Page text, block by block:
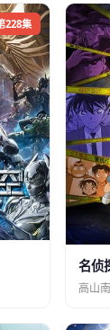
228集
名侦
高山